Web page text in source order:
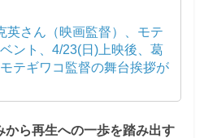
英さん（映画監督）、モテ
ント、4/23(日)上映後、葛
テギワコ監督の舞台挨拶が
から再生への一歩を踏み出す